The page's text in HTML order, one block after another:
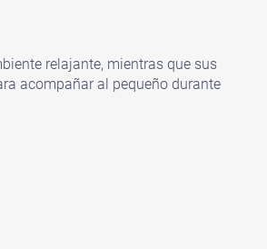
relajante, mientras que sus
acompañar al pequeño durante